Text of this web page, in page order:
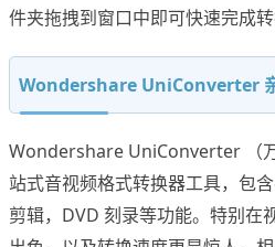
件夹拖拽到窗口中即可快速完成转
Wondershare UniConverter 亲
Wondershare UniConverter （
站式音视频格式转换器工具，包
剪辑，DVD 刻录等功能。特别在